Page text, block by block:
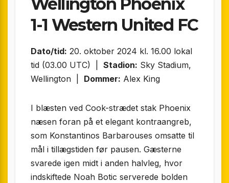
Wellington Phoenix
1-1 Western United FC
Dato/tid: 20. oktober 2024 kl. 16.00 lokal
tid (03.00 UTC) | Stadion: Sky Stadium,
Wellington | Dommer: Alex King
I blæsten ved Cook-strædet stak Phoenix
næsen foran på et elegant kontraangreb,
som Konstantinos Barbarouses omsatte til
mål i tillægstiden før pausen. Gæsterne
svarede igen midt i anden halvleg, hvor
indskiftede Noah Botic serverede bolden